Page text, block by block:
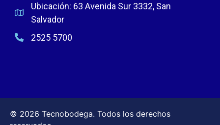
Ubicación: 63 Avenida Sur 3332, San
Salvador
2525 5700
© 2026 Tecnobodega. Todos los derechos